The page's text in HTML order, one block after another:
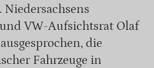
VW-Aufsichtsrat Olaf
die
Fahrzeuge in